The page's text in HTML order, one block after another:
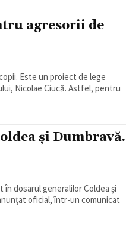
agresorii de
Este un proiect de lege
Nicolae Ciucă. Astfel, pentru
și Dumbravă.
dosarul generalilor Coldea și
oficial, într-un comunicat